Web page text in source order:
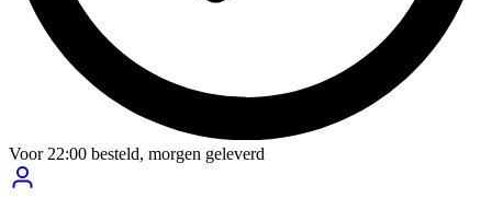
Voor22:00 besteld, morgen geleverd